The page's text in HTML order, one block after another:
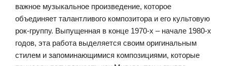
важное музыкальное произведение, которое
объединяет талантливого композитора и его культовую
рок-группу. Выпущенная в конце 1970-х – начале 1980-х
годов, эта работа выделяется своим оригинальным
стилем и запоминающимися композициями, которые